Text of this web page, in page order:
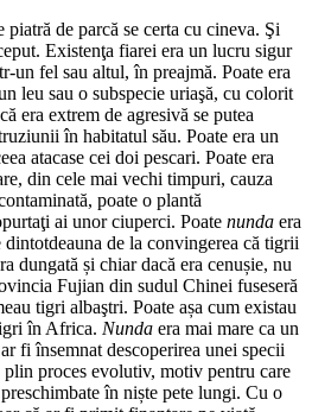
de parcă se certa cu cineva. Şi
Existenţa fiarei era un lucru sigur
un fel sau altul, în preajmă. Poate era
leu sau o subspecie uriaşă, cu colorit
era extrem de agresivă se putea
în habitatul său. Poate era un
atacase cei doi pescari. Poate era
din cele mai vechi timpuri, cauza
poate o plantă
ai unor ciuperci. Poate nunda era
de la convingerea că tigrii
dungată și chiar dacă era cenușie, nu
Fujian din sudul Chinei fuseseră
tigri albaştri. Poate așa cum existau
în Africa. Nunda era mai mare ca un
fi însemnat descoperirea unei specii
proces evolutiv, motiv pentru care
în niște pete lungi. Cu o